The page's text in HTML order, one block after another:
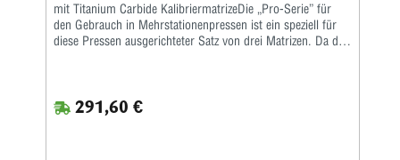
mit Titanium Carbide KalibriermatrizeDie „Pro-Serie” für
den Gebrauch in Mehrstationenpressen ist ein speziell für
diese Pressen ausgerichteter Satz von drei Matrizen. Da die
hervorragende Redding-Titaniumkarbidmatrize enthalten,
die komplett mit Ausstoßer geliefert wird. Die richtige
291,60 €